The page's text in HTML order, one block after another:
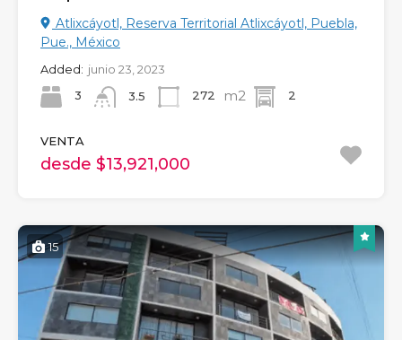
Atlixcáyotl, Reserva Territorial Atlixcáyotl, Puebla,
Pue., México
Added: junio 23, 2023
3
3.5 272 m2 2
VENTA
desde $13,921,000
15